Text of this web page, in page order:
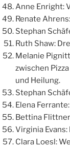
Anne Enright:
Renate
Stephan
Ruth Shaw:
Melanie
zwischen
und Heilung.
Stephan
Elena
Bettina
Virginia
Clara Loesl: